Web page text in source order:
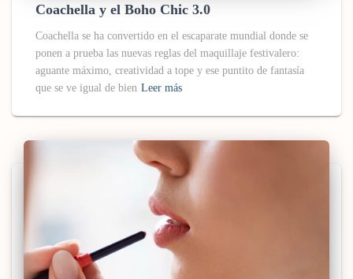
Coachella y el Boho Chic 3.0
Coachella se ha convertido en el escaparate mundial donde se
ponen a prueba las nuevas reglas del maquillaje festivalero:
aguante máximo, creatividad a tope y ese puntito de fantasía
que se ve igual de bien Leer más